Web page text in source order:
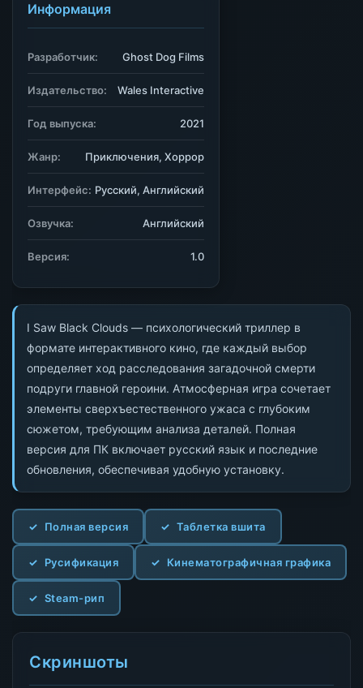
I Saw Black Clouds — психологический триллер в
формате интерактивного кино, где каждый выбор
определяет ход расследования загадочной смерти
подруги главной героини. Атмосферная игра сочетает
элементы сверхъестественного ужаса с глубоким
сюжетом, требующим анализа деталей. Полная
версия для ПК включает русский язык и последние
обновления, обеспечивая удобную установку.
Полная версия Таблетка вшита
Русификация Кинематографичная графика
Steam-рип
Скриншоты
Информация
Разработчик: Ghost Dog Films
Издательство: Wales Interactive
Год выпуска: 2021
Жанр: Приключения, Хоррор
Интерфейс: Русский, Английский
Озвучка: Английский
Версия: 1.0